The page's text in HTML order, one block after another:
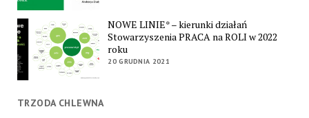
NOWE LINIE* – kierunki działań
Stowarzyszenia PRACA na ROLI w 2022
roku
20 GRUDNIA 2021
TRZODA CHLEWNA